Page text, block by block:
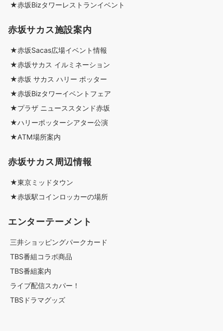
★赤坂Bizタワーレストランイベント
赤坂サカス施設案内
★赤坂Sacas広場イベント情報
★赤坂サカス イルミネーション
★赤坂 サカス ハリー ポッター
★赤坂Bizタワーイベントフェア
★プラザ ニューススタンド赤坂
★ハリーポッターシアター公演
★ATM場所案内
赤坂サカス周辺情報
★東京ミッドタウン
★赤坂駅コインロッカーの場所
エンターテーメント
三井ショッピングパークカード
TBS番組コラボ商品
TBS番組案内
ライブ配信スカパー！
TBSドラマグッズ